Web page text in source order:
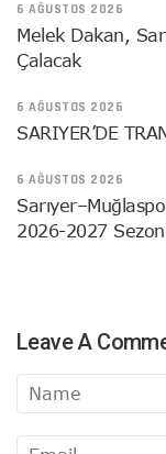
6 AĞUSTOS 2026
Melek Dakan,
Çalacak
6 AĞUSTOS 2026
SARIYER’DE
6 AĞUSTOS 2026
2026-2027
Leave A